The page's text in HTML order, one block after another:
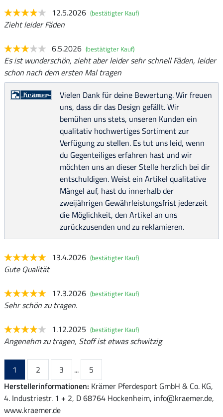
12.5.2026 (bestätigter Kauf)
Zieht leider Fäden
6.5.2026 (bestätigter Kauf)
Es ist wunderschön, zieht aber leider sehr schnell Fäden, leider
schon nach dem ersten Mal tragen
Vielen Dank für deine Bewertung. Wir freuen
uns, dass dir das Design gefällt. Wir
bemühen uns stets, unseren Kunden ein
qualitativ hochwertiges Sortiment zur
Verfügung zu stellen. Es tut uns leid, wenn
du Gegenteiliges erfahren hast und wir
möchten uns an dieser Stelle herzlich bei dir
entschuldigen. Weist ein Artikel qualitative
Mängel auf, hast du innerhalb der
zweijährigen Gewährleistungsfrist jederzeit
die Möglichkeit, den Artikel an uns
zurückzusenden und zu reklamieren.
13.4.2026 (bestätigter Kauf)
Gute Qualität
17.3.2026 (bestätigter Kauf)
Sehr schön zu tragen.
1.12.2025 (bestätigter Kauf)
Angenehm zu tragen, Stoff ist etwas schwitzig
1 2 3 ...
5
Herstellerinformationen: Krämer Pferdesport GmbH & Co. KG,
4. Industriestr. 1 + 2, D 68764 Hockenheim, info@kraemer.de,
www.kraemer.de